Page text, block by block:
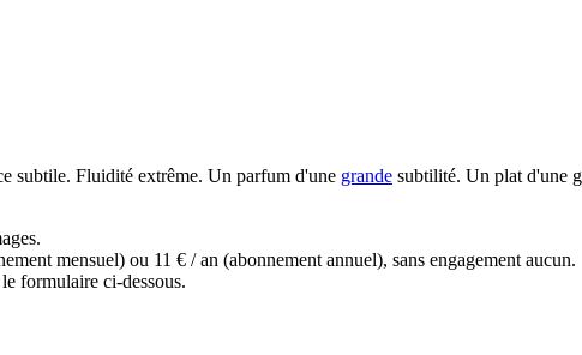
subtile. Fluidité extrême. Un parfum d'une grande subtilité. Un plat d'une
mensuel) ou 11 € / an (abonnement annuel), sans engagement aucun.
formulaire ci-dessous.